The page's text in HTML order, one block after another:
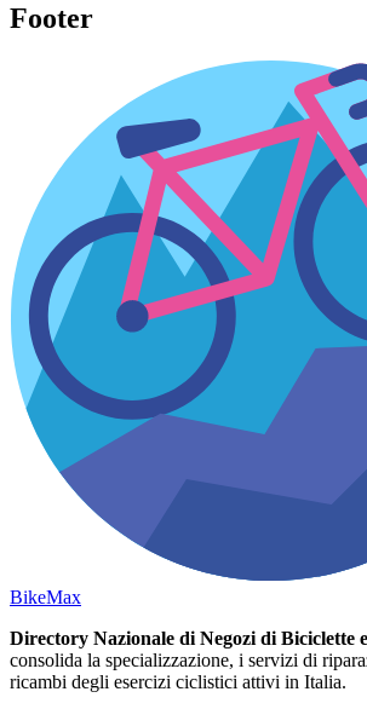
Footer
BikeMax
Directory Nazionale di Negozi di Biciclette
consolida la specializzazione, i servizi di
ricambi degli esercizi ciclistici attivi in Italia.